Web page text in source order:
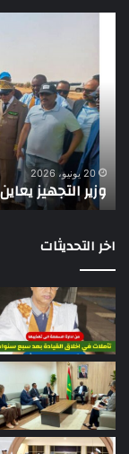
اشغال
بناء
طريق
باركيول-
الصواطه
20 يونيو، 2026
وزير التجهيز
اخر التحديثات